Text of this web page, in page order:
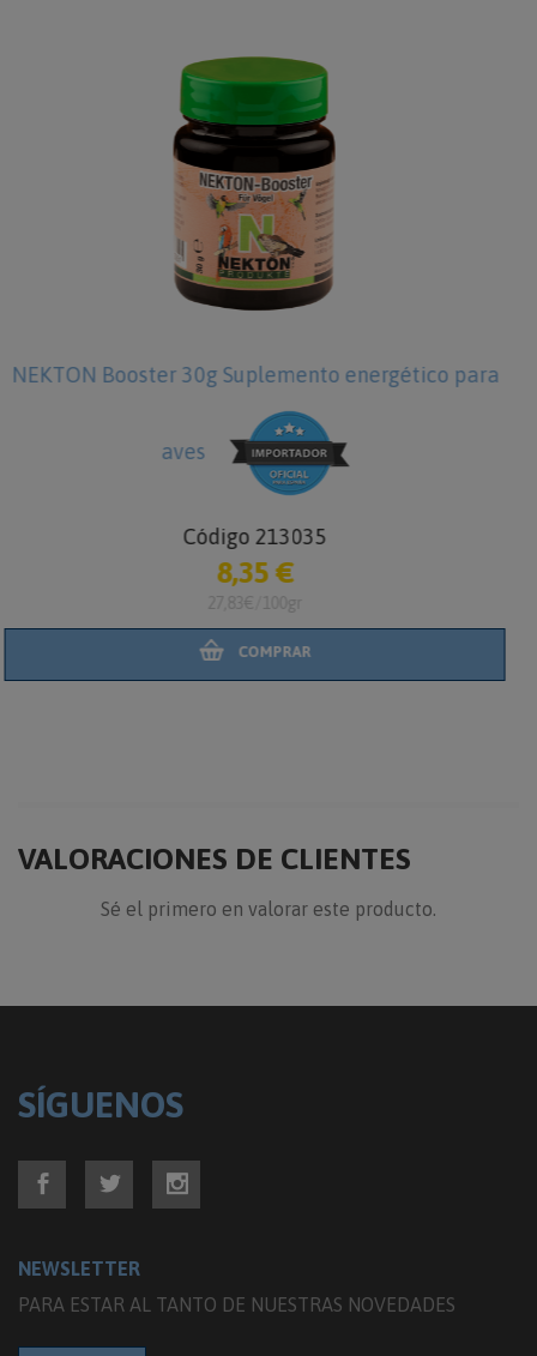
para NEKTON - Sugar Glider 200g Papilla para
Código 2840200
VALORACIONES DE CLIENTES
Sé el primero en valorar este producto.
SÍGUENOS
NEWSLETTER
PARA ESTAR AL TANTO DE NUESTRAS NOVEDADES